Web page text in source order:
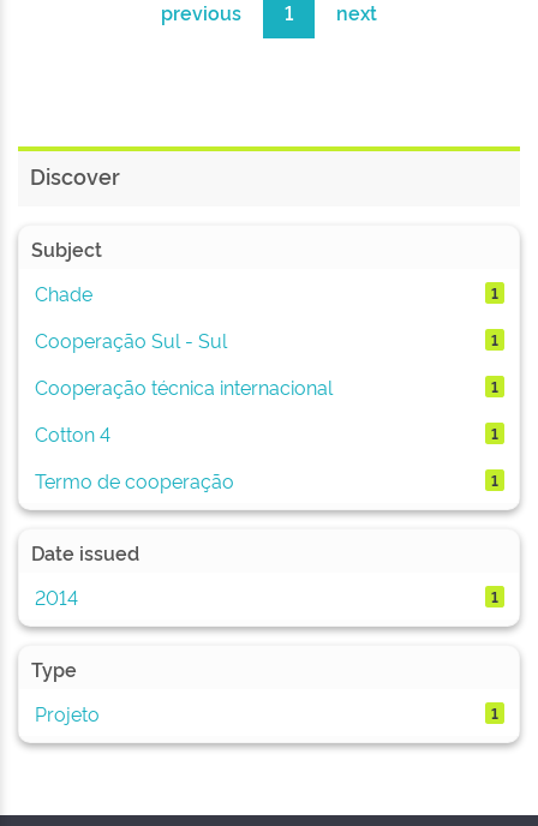
previous 1 next
Discover
Subject
Chade
1
Cooperação Sul - Sul 1
Cooperação técnica internacional 1
Cotton 4 1
Termo de cooperação 1
Date issued
2014
1
Type
Projeto
1